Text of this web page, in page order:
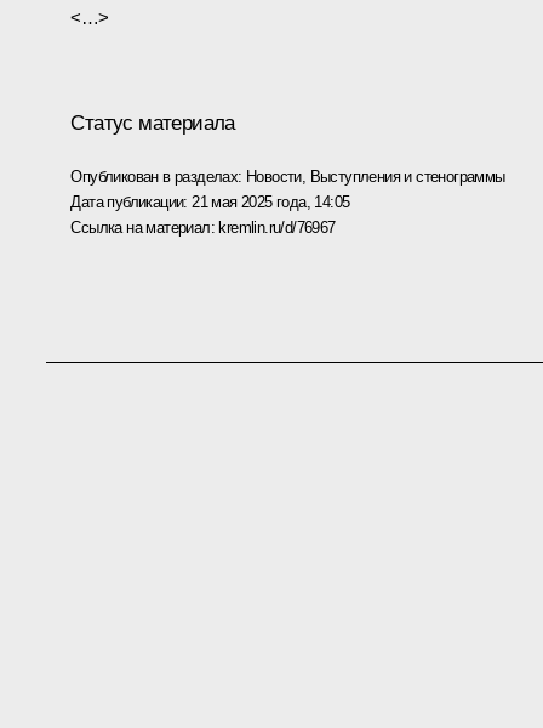
<…>
Статус материала
Опубликован в разделах: Новости, Выступления и стенограммы
Дата публикации: 21 мая 2025 года, 14:05
Ссылка на материал: kremlin.ru/d/76967